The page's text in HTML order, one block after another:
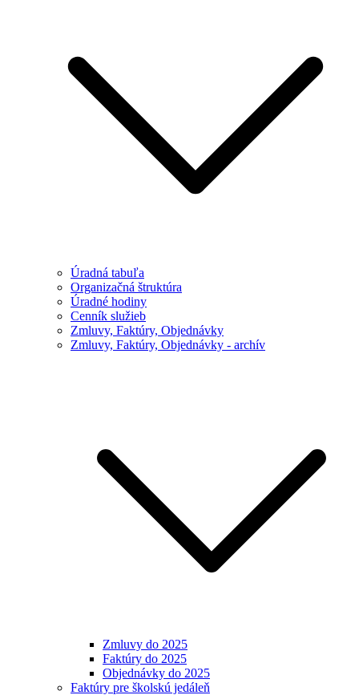
Úradná tabuľa
Organizačná štruktúra
Úradné hodiny
Cenník služieb
Zmluvy, Faktúry, Objednávky
Zmluvy, Faktúry, Objednávky - archív
Zmluvy do 2025
Faktúry do 2025
Objednávky do 2025
Faktúry pre školskú jedáleň